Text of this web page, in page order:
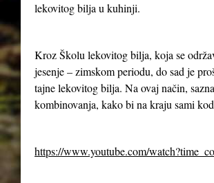
lekovitog bilja u kuhinji.
Kroz Školu lekovitog bilja, koja se
jesenje – zimskom periodu, do sad je
tajne lekovitog bilja. Na ovaj način,
kombinovanja, kako bi na kraju sami
https://www.youtube.com/